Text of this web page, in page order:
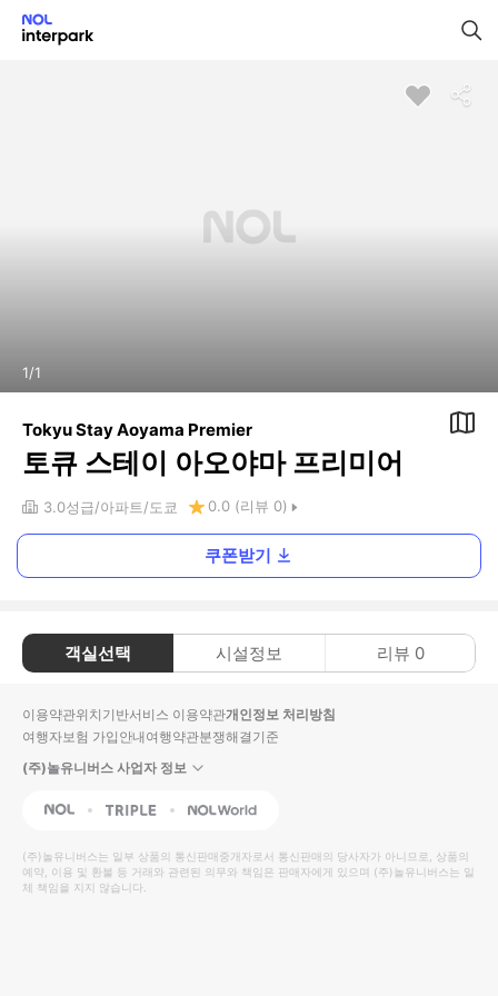
1/1
Tokyu Stay Aoyama Premier
토큐 스테이 아오야마 프리미어
3.0성급 아파트 도쿄 0.0 (리뷰 0)
쿠폰받기
객실선택 시설정보 리뷰 0
이용약관위치기반서비스 이용약관개인정보 처리방침
여행자보험 가입안내여행약관분쟁해결기준
(주)놀유니버스 사업자 정보
NOL Triple Interpark Global
(주)놀유니버스는 일부 상품의 통신판매중개자로서 통신판매의 당사자가 아니므로, 상품의
예약, 이용 및 환불 등 거래와 관련된 의무와 책임은 판매자에게 있으며 (주)놀유니버스는 일
체 책임을 지지 않습니다.